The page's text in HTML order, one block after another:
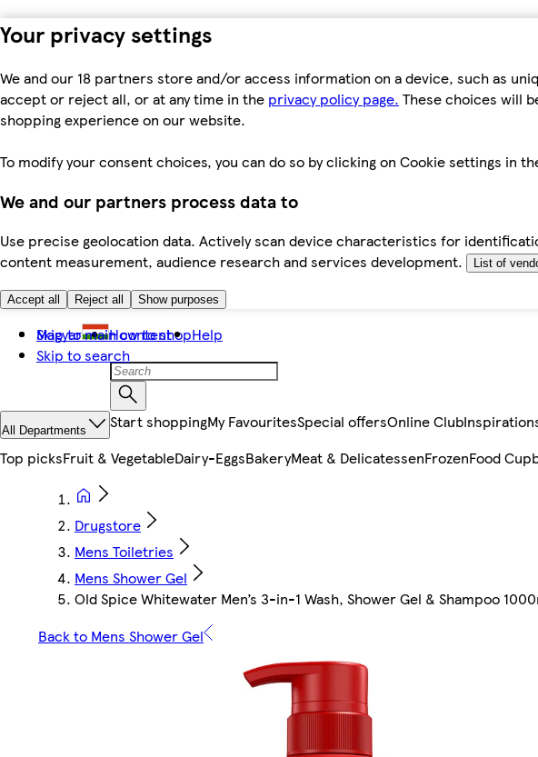
Your privacy settings
We and our 18 partners store and/or access information on a device, such as
accept or reject all, or at any time in the privacy policy page. These choices will
shopping experience on our website.
To modify your consent choices, you can do so by clicking on Cookie settings in
We and our partners process data to
Use precise geolocation data. Actively scan device characteristics for
content measurement, audience research and services development.
List of
Accept all Reject all Show purposes
Skip to main content
Skip to search
Magyar How to shopHelp
All Departments Start shoppingMy FavouritesSpecial offersOnline Club
Top picksFruit & VegetableDairy-EggsBakeryMeat & DelicatessenFrozenFood
Drugstore
Mens Toiletries
Mens Shower Gel
Old Spice Whitewater Men’s 3-in-1 Wash, Shower Gel & Shampoo
Back to Mens Shower Gel